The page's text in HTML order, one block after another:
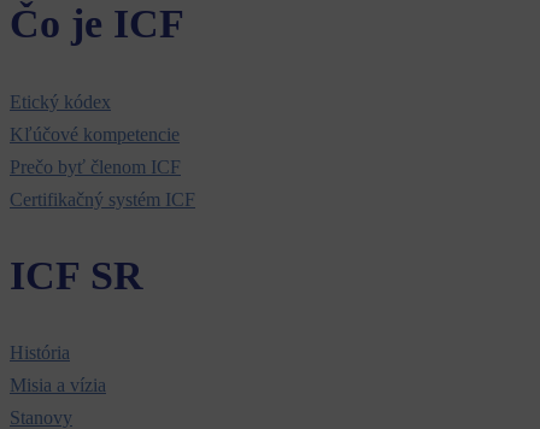
Čo je ICF
Etický kódex
Kľúčové kompetencie
Prečo byť členom ICF
Certifikačný systém ICF
ICF SR
História
Misia a vízia
Stanovy